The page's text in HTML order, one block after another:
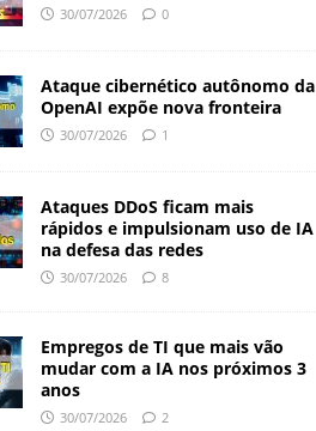
30/07/2026 0
Ataque cibernético autônomo da
OpenAI expõe nova fronteira
30/07/2026 1
Ataques DDoS ficam mais
rápidos e impulsionam uso de IA
na defesa das redes
30/07/2026 8
Empregos de TI que mais vão
mudar com a IA nos próximos 3
anos
30/07/2026 2